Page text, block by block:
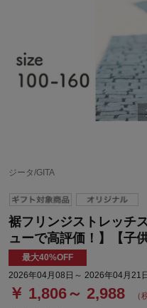
ジータ/GITA
裾フリンジストレッチ
ューで高評価！】【子
最大40%OFF
2026年04月08日～ 2026年04月21
￥ 1,806～ 2,988 （